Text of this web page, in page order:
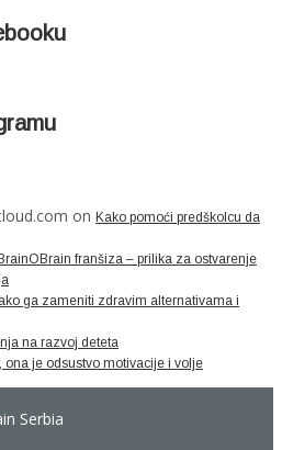
on Kako pomoći predškolcu da
BrainOBrain franšiza – prilika za ostvarenje
ga zameniti zdravim alternativama i
na razvoj deteta
ona je odsustvo motivacije i volje
Serbia